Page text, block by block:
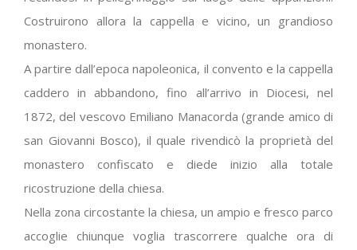
Costruirono allora la cappella e vicino, un grandioso
monastero.
A partire dall’epoca napoleonica, il convento e la cappella
caddero in abbandono, fino all’arrivo in Diocesi, nel
1872, del vescovo Emiliano Manacorda (grande amico di
san Giovanni Bosco), il quale rivendicò la proprietà del
monastero confiscato e diede inizio alla totale
ricostruzione della chiesa.
Nella zona circostante la chiesa, un ampio e fresco parco
accoglie chiunque voglia trascorrere qualche ora di